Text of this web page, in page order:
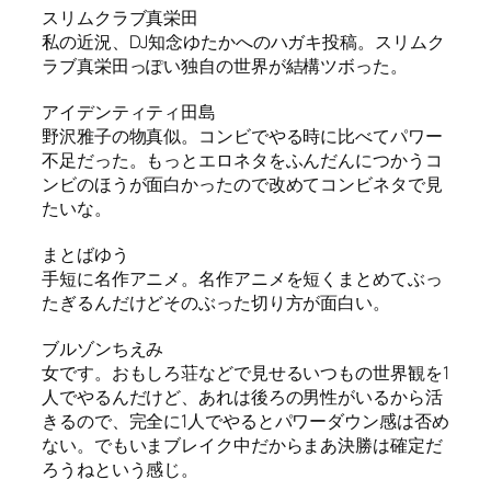
スリムクラブ真栄田
私の近況、DJ知念ゆたかへのハガキ投稿。スリムク
ラブ真栄田っぽい独自の世界が結構ツボった。
アイデンティティ田島
野沢雅子の物真似。コンビでやる時に比べてパワー
不足だった。もっとエロネタをふんだんにつかうコ
ンビのほうが面白かったので改めてコンビネタで見
たいな。
まとばゆう
手短に名作アニメ。名作アニメを短くまとめてぶっ
たぎるんだけどそのぶった切り方が面白い。
ブルゾンちえみ
女です。おもしろ荘などで見せるいつもの世界観を1
人でやるんだけど、あれは後ろの男性がいるから活
きるので、完全に1人でやるとパワーダウン感は否め
ない。でもいまブレイク中だからまあ決勝は確定だ
ろうねという感じ。